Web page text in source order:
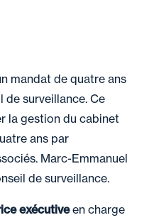
mandat de quatre ans
de surveillance. Ce
la gestion du cabinet
ans par
Marc-Emmanuel
de surveillance.
exécutiveen charge